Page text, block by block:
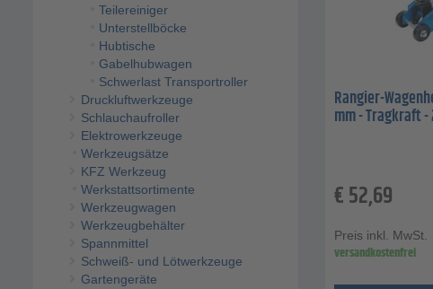
Teilereiniger
Unterstellböcke
Hubtische
Gabelhubwagen
Schwerlast Transportroller
Druckluftwerkzeuge
Schlauchaufroller
Elektrowerkzeuge
Werkzeugsätze
KFZ Werkzeug
Werkstattsortimente
Werkzeugwagen
Werkzeugbehälter
Spannmittel
Schweiß- und Lötwerkzeuge
Gartengeräte
Rangier-
mm - Tragkraft -
€52,69
Preis inkl. MwSt.
versandkostenfrei